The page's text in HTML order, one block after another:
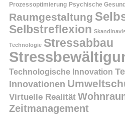
Prozessoptimierung Psychische
Raumgestaltung
Selbstreflexion
Technologie Stressabbau
Technologische Innovation
Innovationen
Virtuelle Realität
Zeitmanagement